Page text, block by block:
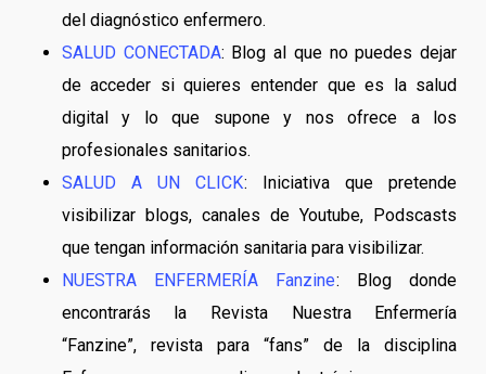
del diagnóstico enfermero.
SALUD CONECTADA: Blog al que no puedes dejar
de acceder si quieres entender que es la salud
digital y lo que supone y nos ofrece a los
profesionales sanitarios.
SALUD A UN CLICK: Iniciativa que pretende
visibilizar blogs, canales de Youtube, Podscasts
que tengan información sanitaria para visibilizar.
NUESTRA ENFERMERÍA Fanzine: Blog donde
encontrarás la Revista Nuestra Enfermería
“Fanzine”, revista para “fans” de la disciplina